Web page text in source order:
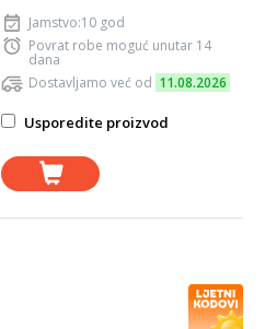
Jamstvo:10 god
Povrat robe moguć unutar 14
dana
Dostavljamo već od 11.08.2026
Usporedite proizvod